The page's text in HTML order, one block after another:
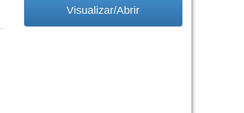
Visualizar/Abrir